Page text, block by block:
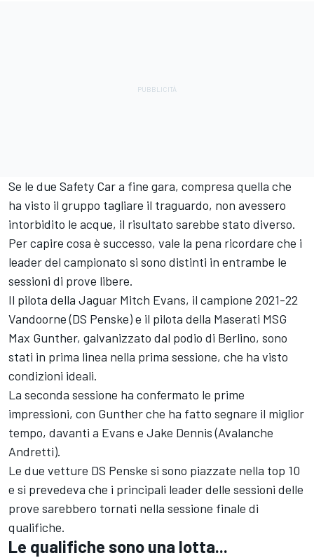
Se le due Safety Car a fine gara, compresa quella che
ha visto il gruppo tagliare il traguardo, non avessero
intorbidito le acque, il risultato sarebbe stato diverso.
Per capire cosa è successo, vale la pena ricordare che i
leader del campionato si sono distinti in entrambe le
sessioni di prove libere.
Il pilota della Jaguar Mitch Evans, il campione 2021-22
Vandoorne (DS Penske) e il pilota della Maserati MSG
Max Gunther, galvanizzato dal podio di Berlino, sono
stati in prima linea nella prima sessione, che ha visto
condizioni ideali.
La seconda sessione ha confermato le prime
impressioni, con Gunther che ha fatto segnare il miglior
tempo, davanti a Evans e Jake Dennis (Avalanche
Andretti).
Le due vetture DS Penske si sono piazzate nella top 10
e si prevedeva che i principali leader delle sessioni delle
prove sarebbero tornati nella sessione finale di
qualifiche.
Le qualifiche sono una lotta...